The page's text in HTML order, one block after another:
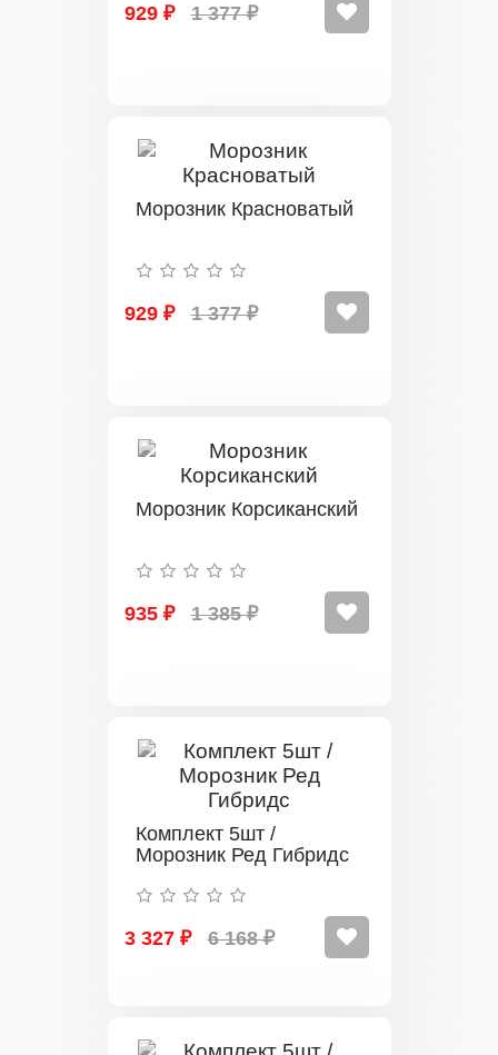
929 ₽ 1 377 ₽
Морозник Красноватый
929 ₽ 1 377 ₽
Морозник Корсиканский
935 ₽ 1 385 ₽
Комплект 5шт /
Морозник Ред Гибридс
3 327 ₽ 6 168 ₽